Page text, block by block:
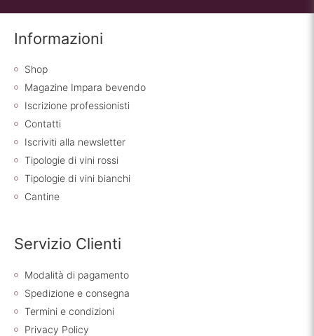
Informazioni
Shop
Magazine Impara bevendo
Iscrizione professionisti
Contatti
Iscriviti alla newsletter
Tipologie di vini rossi
Tipologie di vini bianchi
Cantine
Servizio Clienti
Modalità di pagamento
Spedizione e consegna
Termini e condizioni
Privacy Policy